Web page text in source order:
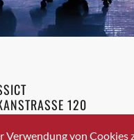
120
ZURICH
von Cookies